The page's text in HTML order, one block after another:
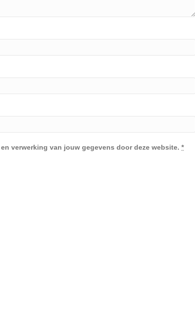
verwerking van jouw gegevens door deze website. *